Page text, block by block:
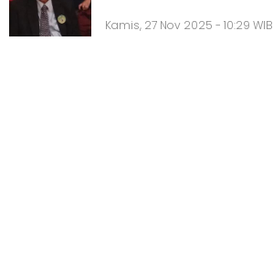
Kamis, 27 Nov 2025 - 10:29 WIB